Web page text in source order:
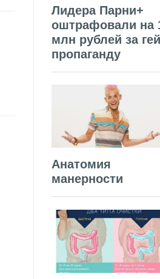
Лидера Парни+
оштрафовали на
млн рублей за
пропаганду
Анатомия
манерности